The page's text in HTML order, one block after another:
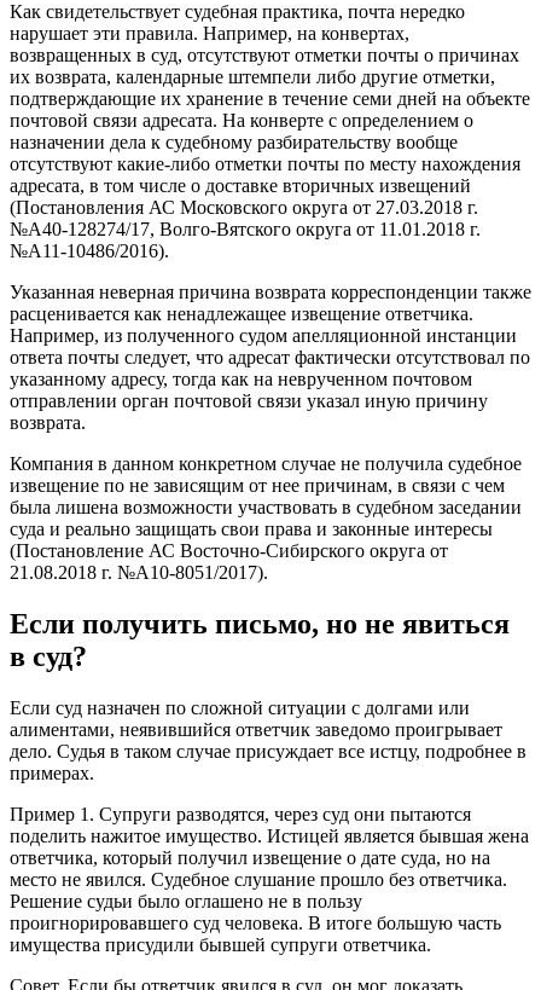
Как свидетельствует судебная практика, почта нередко
нарушает эти правила. Например, на конвертах,
возвращенных в суд, отсутствуют отметки почты о причинах
их возврата, календарные штемпели либо другие отметки,
подтверждающие их хранение в течение семи дней на объекте
почтовой связи адресата. На конверте с определением о
назначении дела к судебному разбирательству вообще
отсутствуют какие-либо отметки почты по месту нахождения
адресата, в том числе о доставке вторичных извещений
(Постановления АС Московского округа от 27.03.2018 г.
№А40-128274/17, Волго-Вятского округа от 11.01.2018 г.
№А11-10486/2016).
Указанная неверная причина возврата корреспонденции также
расценивается как ненадлежащее извещение ответчика.
Например, из полученного судом апелляционной инстанции
ответа почты следует, что адресат фактически отсутствовал по
указанному адресу, тогда как на неврученном почтовом
отправлении орган почтовой связи указал иную причину
возврата.
Компания в данном конкретном случае не получила судебное
извещение по не зависящим от нее причинам, в связи с чем
была лишена возможности участвовать в судебном заседании
суда и реально защищать свои права и законные интересы
(Постановление АС Восточно-Сибирского округа от
21.08.2018 г. №А10-8051/2017).
Если получить письмо, но не явиться
в суд?
Если суд назначен по сложной ситуации с долгами или
алиментами, неявившийся ответчик заведомо проигрывает
дело. Судья в таком случае присуждает все истцу, подробнее в
примерах.
Пример 1. Супруги разводятся, через суд они пытаются
поделить нажитое имущество. Истицей является бывшая жена
ответчика, который получил извещение о дате суда, но на
место не явился. Судебное слушание прошло без ответчика.
Решение судьи было оглашено не в пользу
проигнорировавшего суд человека. В итоге большую часть
имущества присудили бывшей супруги ответчика.
Совет. Если бы ответчик явился в суд, он мог доказать